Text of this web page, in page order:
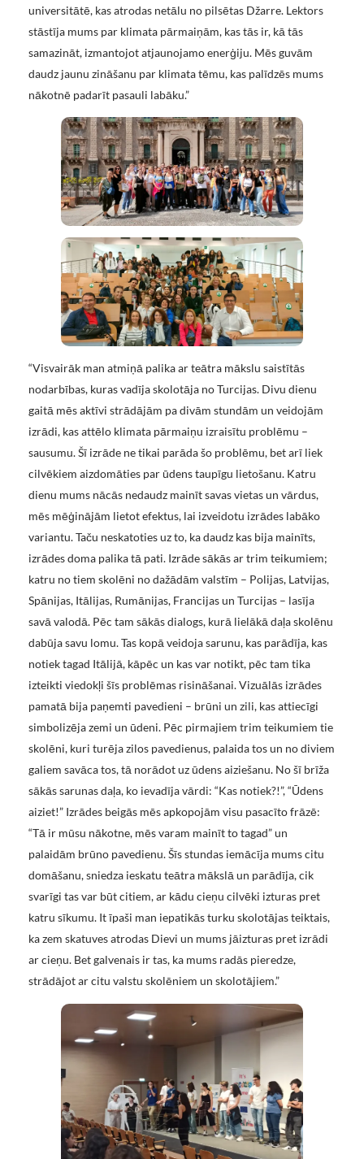
universitātē, kas atrodas netālu no pilsētas Džarre. Lektors
stāstīja mums par klimata pārmaiņām, kas tās ir, kā tās
samazināt, izmantojot atjaunojamo enerģiju. Mēs guvām
daudz jaunu zināšanu par klimata tēmu, kas palīdzēs mums
nākotnē padarīt pasauli labāku.”
“Visvairāk man atmiņā palika ar teātra mākslu saistītās
nodarbības, kuras vadīja skolotāja no Turcijas. Divu dienu
gaitā mēs aktīvi strādājām pa divām stundām un veidojām
izrādi, kas attēlo klimata pārmaiņu izraisītu problēmu –
sausumu. Šī izrāde ne tikai parāda šo problēmu, bet arī liek
cilvēkiem aizdomāties par ūdens taupīgu lietošanu. Katru
dienu mums nācās nedaudz mainīt savas vietas un vārdus,
mēs mēģinājām lietot efektus, lai izveidotu izrādes labāko
variantu. Taču neskatoties uz to, ka daudz kas bija mainīts,
izrādes doma palika tā pati. Izrāde sākās ar trim teikumiem;
katru no tiem skolēni no dažādām valstīm – Polijas, Latvijas,
Spānijas, Itālijas, Rumānijas, Francijas un Turcijas – lasīja
savā valodā. Pēc tam sākās dialogs, kurā lielākā daļa skolēnu
dabūja savu lomu. Tas kopā veidoja sarunu, kas parādīja, kas
notiek tagad Itālijā, kāpēc un kas var notikt, pēc tam tika
izteikti viedokļi šīs problēmas risināšanai. Vizuālās izrādes
pamatā bija paņemti pavedieni – brūni un zili, kas attiecīgi
simbolizēja zemi un ūdeni. Pēc pirmajiem trim teikumiem tie
skolēni, kuri turēja zilos pavedienus, palaida tos un no diviem
galiem savāca tos, tā norādot uz ūdens aiziešanu. No šī brīža
sākās sarunas daļa, ko ievadīja vārdi: “Kas notiek?!”, “Ūdens
aiziet!” Izrādes beigās mēs apkopojām visu pasacīto frāzē:
“Tā ir mūsu nākotne, mēs varam mainīt to tagad” un
palaidām brūno pavedienu. Šīs stundas iemācīja mums citu
domāšanu, sniedza ieskatu teātra mākslā un parādīja, cik
svarīgi tas var būt citiem, ar kādu cieņu cilvēki izturas pret
katru sīkumu. It īpaši man iepatikās turku skolotājas teiktais,
ka zem skatuves atrodas Dievi un mums jāizturas pret izrādi
ar cieņu. Bet galvenais ir tas, ka mums radās pieredze,
strādājot ar citu valstu skolēniem un skolotājiem.”